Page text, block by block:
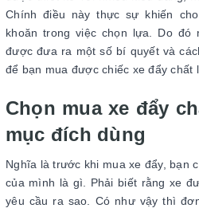
Chính điều này thực sự khiến
khoăn trong việc chọn lựa. Do đó
được đưa ra một số bí quyết và
để bạn mua được chiếc xe đẩy chất
Chọn mua xe đẩy
mục đích dùng
Nghĩa là trước khi mua xe đẩy, bạn
của mình là gì. Phải biết rằng xe
yêu cầu ra sao. Có như vậy thì